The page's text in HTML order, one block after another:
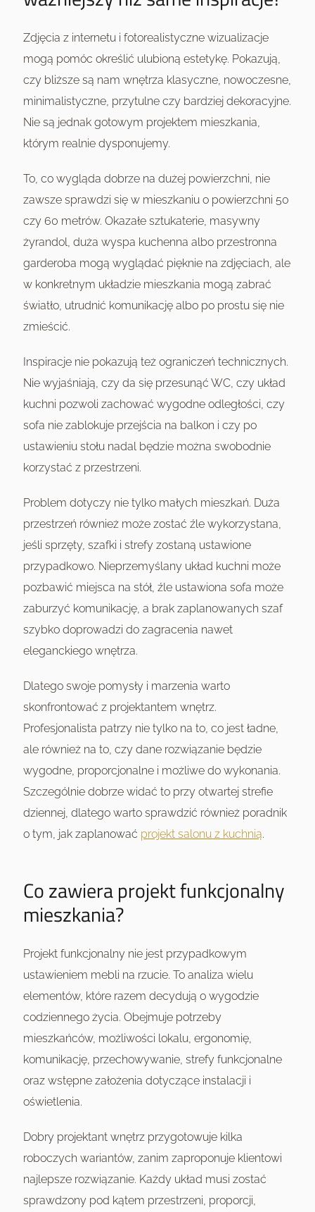
Zdjęcia z internetu i fotorealistyczne wizualizacje
mogą pomóc określić ulubioną estetykę. Pokazują,
czy bliższe są nam wnętrza klasyczne, nowoczesne,
minimalistyczne, przytulne czy bardziej dekoracyjne.
Nie są jednak gotowym projektem mieszkania,
którym realnie dysponujemy.
To, co wygląda dobrze na dużej powierzchni, nie
zawsze sprawdzi się w mieszkaniu o powierzchni 50
czy 60 metrów. Okazałe sztukaterie, masywny
żyrandol, duża wyspa kuchenna albo przestronna
garderoba mogą wyglądać pięknie na zdjęciach, ale
w konkretnym układzie mieszkania mogą zabrać
światło, utrudnić komunikację albo po prostu się nie
zmieścić.
Inspiracje nie pokazują też ograniczeń technicznych.
Nie wyjaśniają, czy da się przesunąć WC, czy układ
kuchni pozwoli zachować wygodne odległości, czy
sofa nie zablokuje przejścia na balkon i czy po
ustawieniu stołu nadal będzie można swobodnie
korzystać z przestrzeni.
Problem dotyczy nie tylko małych mieszkań. Duża
przestrzeń również może zostać źle wykorzystana,
jeśli sprzęty, szafki i strefy zostaną ustawione
przypadkowo. Nieprzemyślany układ kuchni może
pozbawić miejsca na stół, źle ustawiona sofa może
zaburzyć komunikację, a brak zaplanowanych szaf
szybko doprowadzi do zagracenia nawet
eleganckiego wnętrza.
Dlatego swoje pomysły i marzenia warto
skonfrontować z projektantem wnętrz.
Profesjonalista patrzy nie tylko na to, co jest ładne,
ale również na to, czy dane rozwiązanie będzie
wygodne, proporcjonalne i możliwe do wykonania.
Szczególnie dobrze widać to przy otwartej strefie
dziennej, dlatego warto sprawdzić również poradnik
o tym, jak zaplanować projekt salonu z kuchnią.
Co zawiera projekt funkcjonalny
mieszkania?
Projekt funkcjonalny nie jest przypadkowym
ustawieniem mebli na rzucie. To analiza wielu
elementów, które razem decydują o wygodzie
codziennego życia. Obejmuje potrzeby
mieszkańców, możliwości lokalu, ergonomię,
komunikację, przechowywanie, strefy funkcjonalne
oraz wstępne założenia dotyczące instalacji i
oświetlenia.
Dobry projektant wnętrz przygotowuje kilka
roboczych wariantów, zanim zaproponuje klientowi
najlepsze rozwiązanie. Każdy układ musi zostać
sprawdzony pod kątem przestrzeni, proporcji,